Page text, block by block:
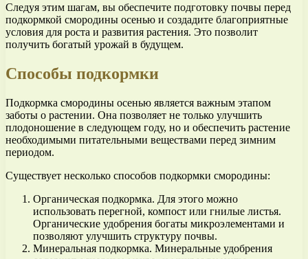
Следуя этим шагам, вы обеспечите подготовку почвы перед
подкормкой смородины осенью и создадите благоприятные
условия для роста и развития растения. Это позволит
получить богатый урожай в будущем.
Способы подкормки
Подкормка смородины осенью является важным этапом
заботы о растении. Она позволяет не только улучшить
плодоношение в следующем году, но и обеспечить растение
необходимыми питательными веществами перед зимним
периодом.
Существует несколько способов подкормки смородины:
Органическая подкормка. Для этого можно
использовать перегной, компост или гнилые листья.
Органические удобрения богаты микроэлементами и
позволяют улучшить структуру почвы.
Минеральная подкормка. Минеральные удобрения